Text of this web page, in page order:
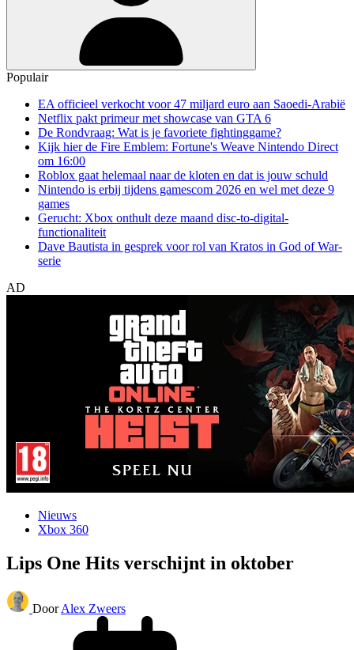
Populair
EA officieel verkocht voor 47 miljard euro aan Saoedi-Arabië
Netflix pakt primeur met showcase van GTA 6
De Rondvraag: Wat is je favoriete fightinggame?
Kijk hier de Fire Emblem: Fortune's Weave Nintendo Direct
om 16:00
Roblox gaat helemaal naar de kloten en dat is jouw schuld
Nintendo is erbij tijdens gamescom 2026 en wel met deze 9
games
Gerucht: Xbox onthult deze maand disc-to-digital-
functionaliteit
Dave Bautista in gesprek voor rol van Kratos in God of War-
serie
AD
Nieuws
Xbox 360
Lips One Hits verschijnt in oktober
Door Alex Zweers